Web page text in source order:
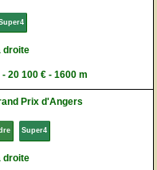
droite
20 100 € - 1600 m
Prix d'Angers
Super4
droite